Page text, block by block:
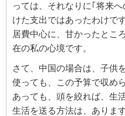
っては、それなりに｢将来
けた支出ではあったわけで
居費中心に、甘かったとこ
在の私の心境です。
さて、中国の場合は、子供
使っても、この予算で収め
あっても、頭を絞れば、生
生活を送る方法は、あります